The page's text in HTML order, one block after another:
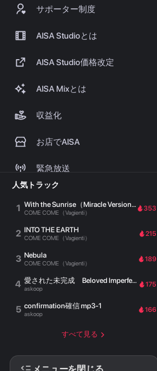
サポーター制度
AISA Studioとは
AISA Studio価格改定
AISA Mixとは
収益化
お店でAISA
緊急放送
人気トラック
1 With the Sunrise（Miracle Version）
COME COME（Vagienti）
353
2 INTO THE EARTH
COME COME（Vagienti）
215
3 Nebula
COME COME（Vagienti）
189
4 愛された未完成 Beloved Imperfection
askoop
175
5 confirmation確信 mp3-1
askoop
166
すべて見る